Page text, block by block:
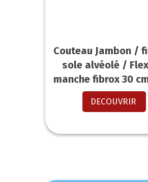
Couteau Jambon /
sole alvéolé /
manche fibrox 30
DECOUVRIR